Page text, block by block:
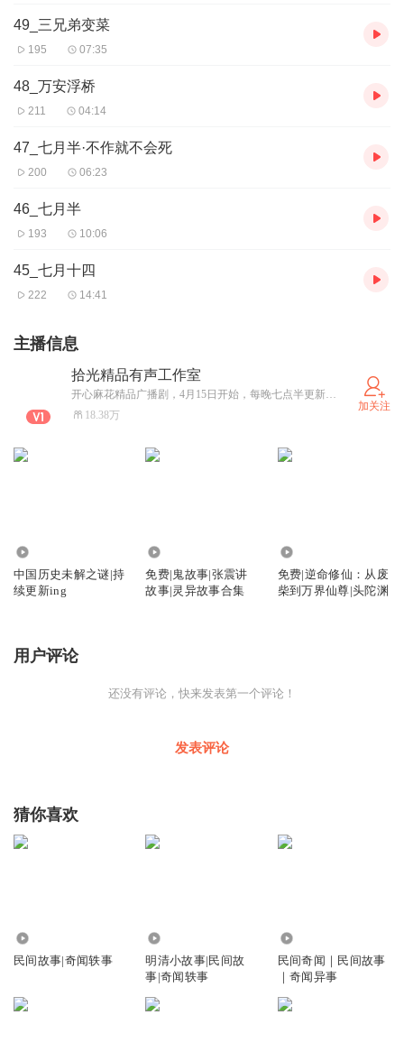
49_三兄弟变菜
195 07:35
48_万安浮桥
211 04:14
47_七月半·不作就不会死
200 06:23
46_七月半
193 10:06
45_七月十四
222 14:41
主播信息
拾光精品有声工作室
开心麻花精品广播剧，4月15日开始，每晚七点半更新，欢迎大家订阅收听！
18.38万
加关注
中国历史未解之谜|持
续更新ing
免费|鬼故事|张震讲
故事|灵异故事合集
免费|逆命修仙：从废
柴到万界仙尊|头陀渊
用户评论
还没有评论，快来发表第一个评论！
发表评论
猜你喜欢
民间故事|奇闻轶事
明清小故事|民间故
事|奇闻轶事
民间奇闻｜民间故事
｜奇闻异事